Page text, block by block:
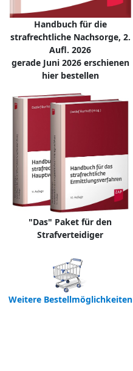
Handbuch für die
strafrechtliche Nachsorge, 2.
Aufl. 2026
gerade Juni 2026 erschienen
hier bestellen
"Das" Paket für den
Strafverteidiger
Weitere Bestellmöglichkeiten